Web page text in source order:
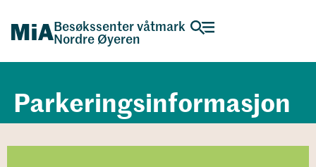
Besøkssenter våtmark
Nordre Øyeren
Parkeringsinformasjon